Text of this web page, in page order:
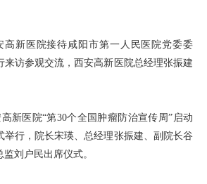
高新医院接待咸阳市第一人民医院党委委
来访参观交流，西安高新医院总经理张振建
新医院“第30个全国肿瘤防治宣传周”启动
举行，院长宋瑛、总经理张振建、副院长谷
刘户民出席仪式。